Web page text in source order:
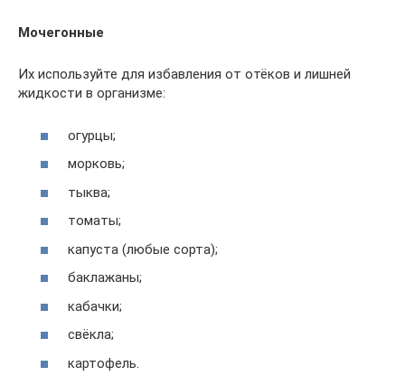
Мочегонные
Их используйте для избавления от отёков и лишней
жидкости в организме:
огурцы;
морковь;
тыква;
томаты;
капуста (любые сорта);
баклажаны;
кабачки;
свёкла;
картофель.